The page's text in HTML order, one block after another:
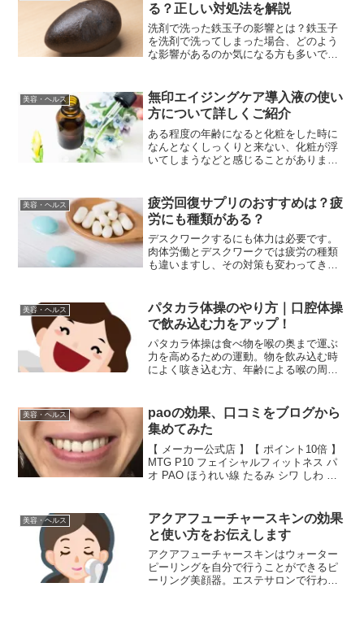
る？正しい対処法を解説
洗剤で洗った鉄玉子の影響とは？鉄玉子
を洗剤で洗ってしまった場合、どのよう
な影響があるのか気になる方も多いでし
解説します。洗剤洗浄が鉄玉子に与える
リスク鉄玉子は鉄分補給を...
美容・ヘルス
無印エイジングケア導入液の使い
方について詳しくご紹介
ある程度の年齢になると化粧をした時に
なんとなくしっくりと来ない、化粧が浮
いてしまうなどと感じることがあります
とでしょう。その際に選ばれることが多
いのがエイジングケア商品...
美容・ヘルス
疲労回復サプリのおすすめは？疲
労にも種類がある？
デスクワークするにも体力は必要です。
肉体労働とデスクワークでは疲労の種類
も違いますし、その対策も変わってきま
ていきます。スポンサードリンク
(adsbygoogle =...
美容・ヘルス
パタカラ体操のやり方｜口腔体操
で飲み込む力をアップ！
パタカラ体操は食べ物を喉の奥まで運ぶ
力を高めるための運動。物を飲み込む時
によく咳き込む方、年齢による喉の周り
だけではなく、効果などについてもお伝
えしていこうと思います。...
美容・ヘルス
paoの効果、口コミをブログから
集めてみた
【 メーカー公式店 】【 ポイント10倍 】
MTG P10 フェイシャルフィットネス パ
オ PAO ほうれい線 たるみ シワ しわ フ
りたいはず。そこで今...
美容・ヘルス
アクアフューチャースキンの効果
と使い方をお伝えします
アクアフューチャースキンはウォーター
ピーリングを自分で行うことができるピ
ーリング美顔器。エステサロンで行われ